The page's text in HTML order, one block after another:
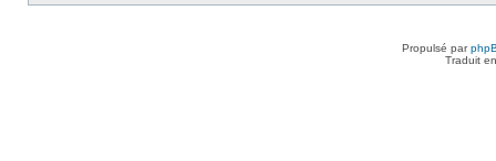
Propulsé par
Traduit